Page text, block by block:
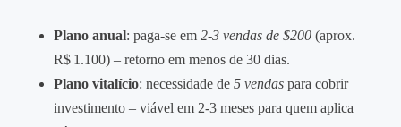
Plano anual: paga‑se em 2‑3 vendas de $200 (aprox.
R$ 1.100) – retorno em menos de 30 dias.
Plano vitalício: necessidade de 5 vendas para cobrir
investimento – viável em 2‑3 meses para quem aplica